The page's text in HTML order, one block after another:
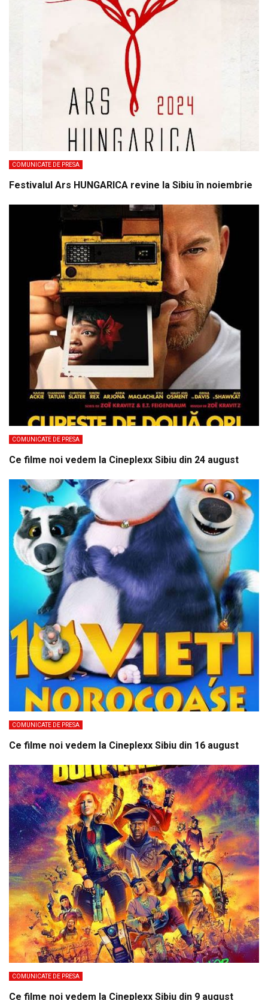
COMUNICATE DE PRESA
Festivalul Ars HUNGARICA revine la Sibiu în noiembrie
COMUNICATE DE PRESA
Ce filme noi vedem la Cineplexx Sibiu din 24 august
COMUNICATE DE PRESA
Ce filme noi vedem la Cineplexx Sibiu din 16 august
COMUNICATE DE PRESA
Ce filme noi vedem la Cineplexx Sibiu din 9 august